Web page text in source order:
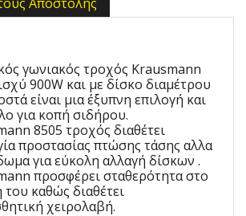
γωνιακός τροχός Krausmann
900W και με δίσκο διαμέτρου
είναι μια έξυπνη επιλογή και
για κοπή σιδήρου.
8505 τροχός διαθέτει
προστασίας πτώσης τάσης αλλα
για εύκολη αλλαγή δίσκων .
προσφέρει σταθερότητα στο
του καθώς διαθέτει
χειρολαβή.